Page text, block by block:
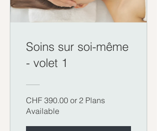
Soins sur soi-même
- volet 1
CHF 390.00 or 2 Plans
Available